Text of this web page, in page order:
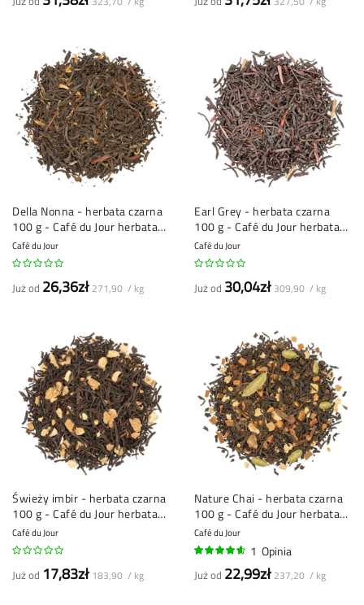
Della Nonna - herbata czarna
100 g - Café du Jour herbata
sypana
Café du Jour
Już od 26,36zł 271,90 / kg
Earl Grey - herbata czarna
100 g - Café du Jour herbata
sypka
Café du Jour
Już od 30,04zł 309,90 / kg
Świeży imbir - herbata czarna
100 g - Café du Jour herbata
sypka
Café du Jour
Już od 17,83zł 183,90 / kg
Nature Chai - herbata czarna
100 g - Café du Jour herbata
sypka
Café du Jour
1 Opinia
Już od 22,99zł 237,20 / kg